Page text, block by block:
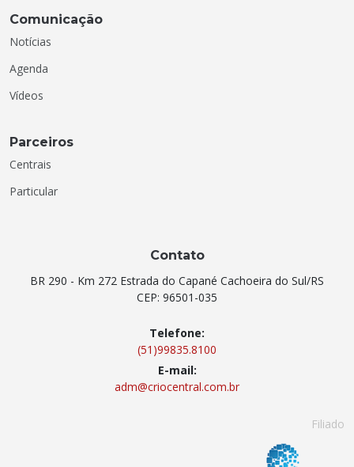
Comunicação
Notícias
Agenda
Vídeos
Parceiros
Centrais
Particular
Contato
BR 290 - Km 272 Estrada do Capané Cachoeira do Sul/RS
CEP: 96501-035
Telefone:
(51)99835.8100
E-mail:
adm@criocentral.com.br
Filiado